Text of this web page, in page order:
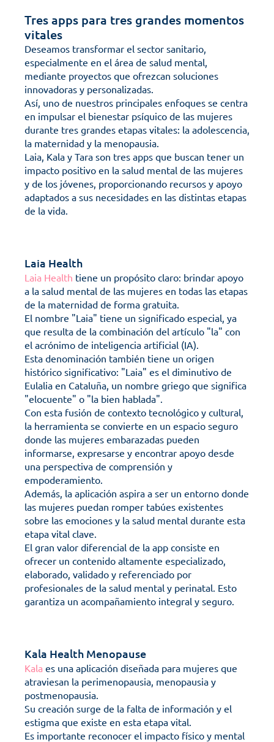
Tres apps para tres grandes momentos
vitales
Deseamos transformar el sector sanitario,
especialmente en el área de salud mental,
mediante proyectos que ofrezcan soluciones
innovadoras y personalizadas.
Así, uno de nuestros principales enfoques se centra
en impulsar el bienestar psíquico de las mujeres
durante tres grandes etapas vitales: la adolescencia,
la maternidad y la menopausia.
Laia, Kala y Tara son tres apps que buscan tener un
impacto positivo en la salud mental de las mujeres
y de los jóvenes, proporcionando recursos y apoyo
adaptados a sus necesidades en las distintas etapas
de la vida.
Laia Health
Laia Health tiene un propósito claro: brindar apoyo
a la salud mental de las mujeres en todas las etapas
de la maternidad de forma gratuita.
El nombre "Laia" tiene un significado especial, ya
que resulta de la combinación del artículo "la" con
el acrónimo de inteligencia artificial (IA).
Esta denominación también tiene un origen
histórico significativo: "Laia" es el diminutivo de
Eulalia en Cataluña, un nombre griego que significa
"elocuente" o "la bien hablada".
Con esta fusión de contexto tecnológico y cultural,
la herramienta se convierte en un espacio seguro
donde las mujeres embarazadas pueden
informarse, expresarse y encontrar apoyo desde
una perspectiva de comprensión y
empoderamiento.
Además, la aplicación aspira a ser un entorno donde
las mujeres puedan romper tabúes existentes
sobre las emociones y la salud mental durante esta
etapa vital clave.
El gran valor diferencial de la app consiste en
ofrecer un contenido altamente especializado,
elaborado, validado y referenciado por
profesionales de la salud mental y perinatal. Esto
garantiza un acompañamiento integral y seguro.
Kala Health Menopause
Kala es una aplicación diseñada para mujeres que
atraviesan la perimenopausia, menopausia y
postmenopausia.
Su creación surge de la falta de información y el
estigma que existe en esta etapa vital.
Es importante reconocer el impacto físico y mental